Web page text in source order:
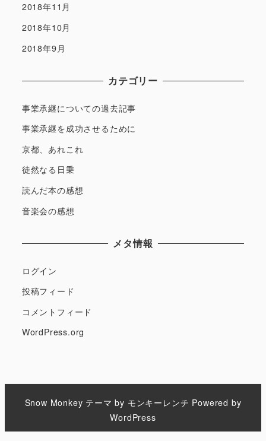
2018年11月
2018年10月
2018年9月
カテゴリー
事業承継についての過去記事
事業承継を成功させるために
京都、あれこれ
徒然なる日乗
読んだ本の感想
音楽会の感想
メタ情報
ログイン
投稿フィード
コメントフィード
WordPress.org
Snow Monkey テーマ by モンキーレンチ Powered by
WordPress